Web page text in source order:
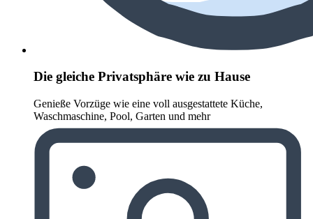
Die gleiche Privatsphäre wie zu Hause
Genieße Vorzüge wie eine voll ausgestattete Küche,
Waschmaschine, Pool, Garten und mehr